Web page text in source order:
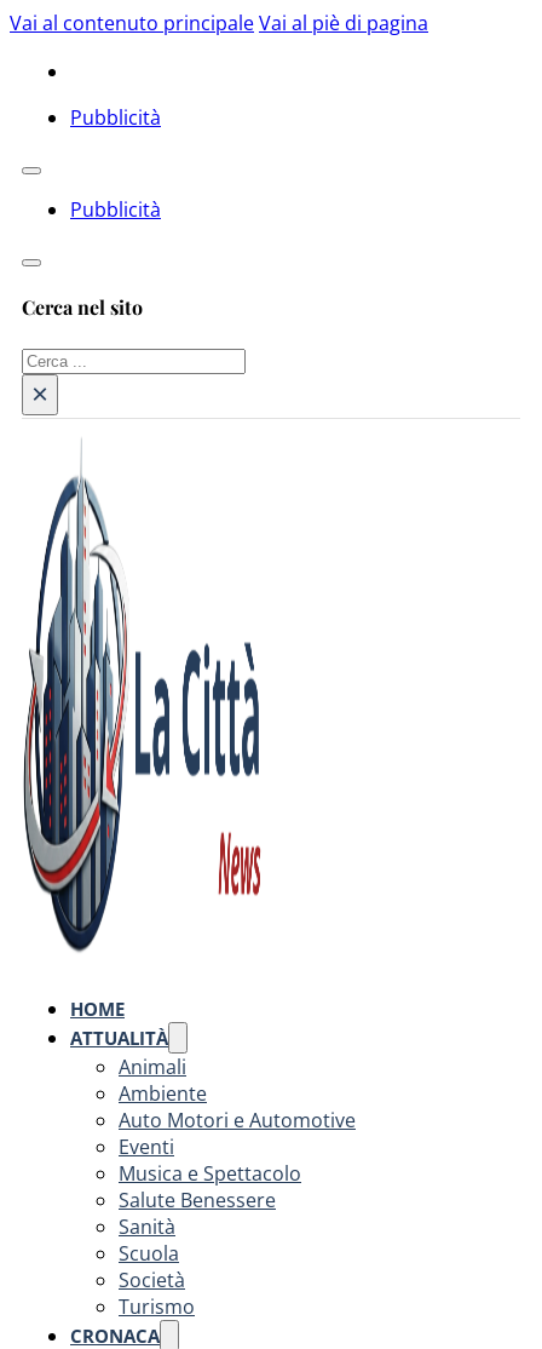
Vai al contenuto principaleVai al piè di pagina
Pubblicità
Pubblicità
Cerca nel sito
Cerca
×
HOME
ATTUALITÀ
Animali
Ambiente
Auto Motori e Automotive
Eventi
Musica e Spettacolo
Salute Benessere
Sanità
Scuola
Società
Turismo
CRONACA